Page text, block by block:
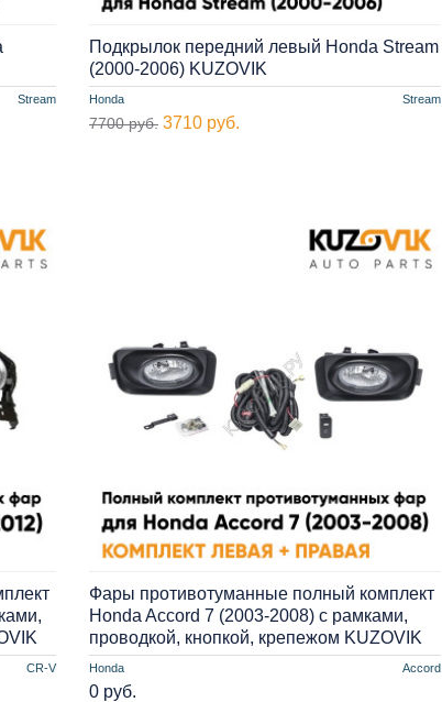
Stream Honda Stream
Подкрылок передний левый Honda Stream
(2000-2006) KUZOVIK
7700 руб. 3710 руб.
CR-V Honda Accord
Фары противотуманные полный комплект
Honda Accord 7 (2003-2008) с рамками,
проводкой, кнопкой, крепежом KUZOVIK
0 руб.